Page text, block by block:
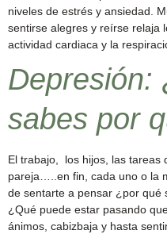
niveles de estrés y ansiedad.
sentirse alegres y reírse relaja
actividad cardiaca y la
Depresión:
sabes por
El trabajo, los hijos, las tareas
pareja…..en fin, cada uno o la
de sentarte a pensar ¿por qué
¿Qué puede estar pasando
ánimos, cabizbaja y hasta